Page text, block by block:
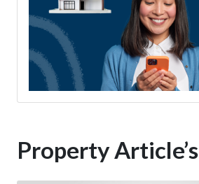
Property Article’s